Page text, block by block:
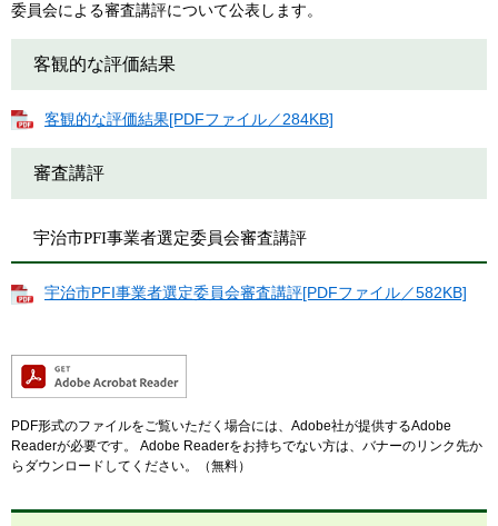
委員会による審査講評について公表します。
客観的な評価結果
客観的な評価結果[PDFファイル／284KB]
審査講評
宇治市PFI事業者選定委員会審査講評
宇治市PFI事業者選定委員会審査講評[PDFファイル／582KB]
PDF形式のファイルをご覧いただく場合には、Adobe社が提供するAdobe
Readerが必要です。
Adobe Readerをお持ちでない方は、バナーのリンク先か
らダウンロードしてください。（無料）